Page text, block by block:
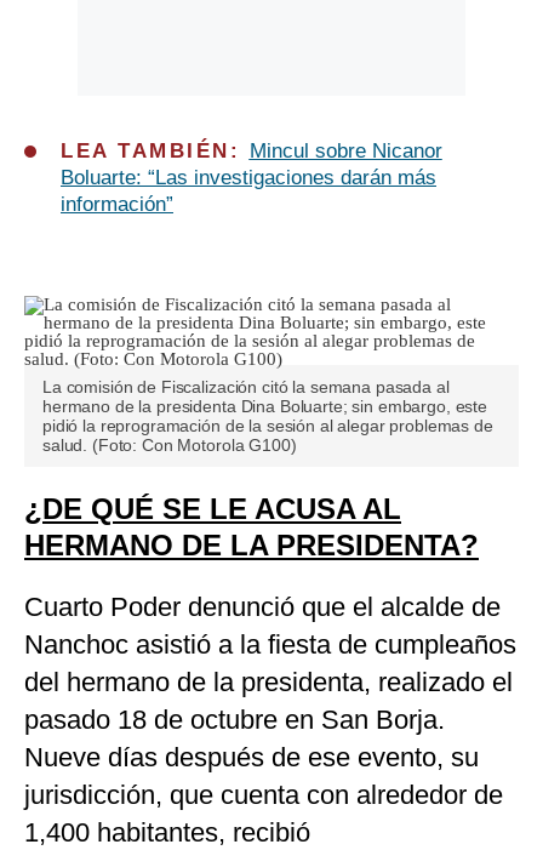
LEA TAMBIÉN:
Mincul sobre Nicanor
Boluarte: “Las investigaciones darán más
información”
La comisión de Fiscalización citó la semana pasada al
hermano de la presidenta Dina Boluarte; sin embargo, este
pidió la reprogramación de la sesión al alegar problemas de
salud. (Foto: Con Motorola G100)
¿DE QUÉ SE LE ACUSA AL
HERMANO DE LA PRESIDENTA?
Cuarto Poder denunció que el alcalde de
Nanchoc asistió a la fiesta de cumpleaños
del hermano de la presidenta, realizado el
pasado 18 de octubre en San Borja.
Nueve días después de ese evento, su
jurisdicción, que cuenta con alrededor de
1,400 habitantes, recibió